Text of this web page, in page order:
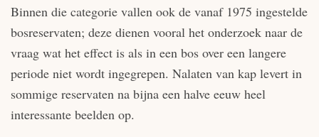
Binnen die categorie vallen ook de vanaf 1975 ingestelde
bosreservaten; deze dienen vooral het onderzoek naar de
vraag wat het effect is als in een bos over een langere
periode niet wordt ingegrepen. Nalaten van kap levert in
sommige reservaten na bijna een halve eeuw heel
interessante beelden op.